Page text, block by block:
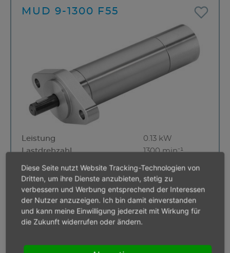
MUD 9-1300 F55
Leistung
0.13 kW
Lastdrehzahl
1300 min⁻¹
Drehmoment max.
1,90 Nm
Leerlaufdrehzahl
2600 min⁻¹
Drehrichtung
umsteuerbar
Abwürgefest
4 Wochen
Diese Seite nutzt Website Tracking-Technologien von
Dritten, um ihre Dienste anzubieten, stetig zu
verbessern und Werbung entsprechend der Interessen
der Nutzer anzuzeigen. Ich bin damit einverstanden
und kann meine Einwilligung jederzeit mit Wirkung für
die Zukunft widerrufen oder ändern.